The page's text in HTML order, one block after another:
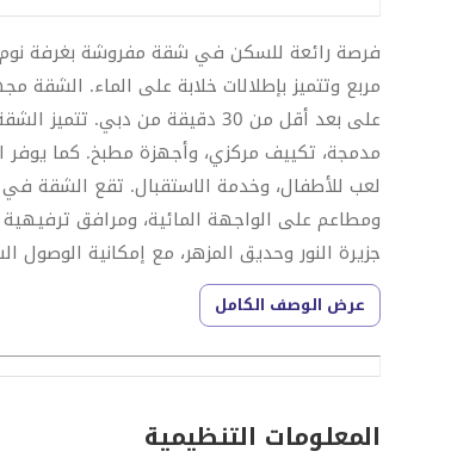
مربع وتتميز بإطلالات خلابة على الماء. الشقة
على بعد أقل من 30 دقيقة من
مدمجة، تكييف مركزي، وأجهزة مطبخ. كما
ومطاعم على الواجهة المائية، ومرافق
جزيرة النور وحديق المزهر، مع إمكانية الوصول
عرض الوصف الكامل
المعلومات التنظيمية